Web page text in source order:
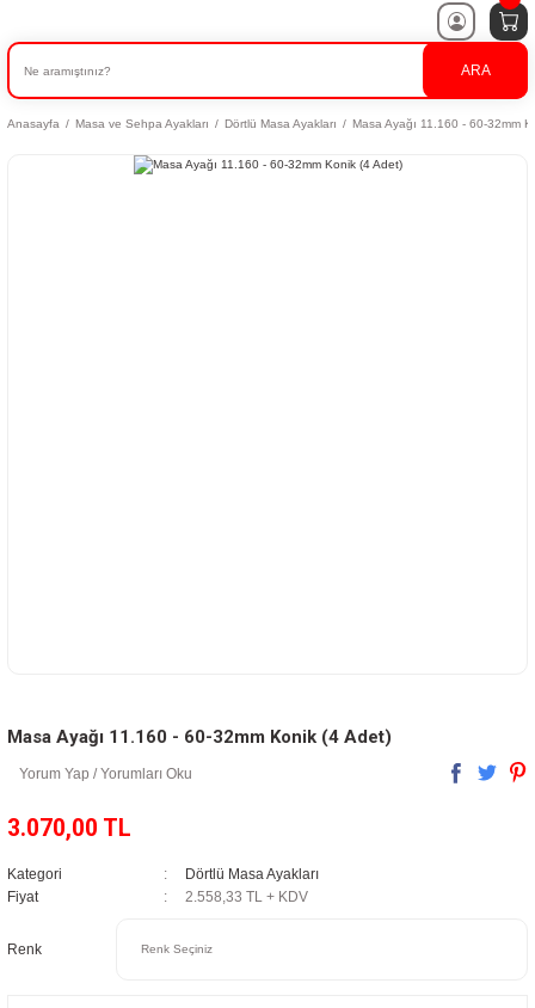
ARA
Anasayfa Masa ve Sehpa Ayakları Dörtlü Masa Ayakları Masa Ayağı 11.160 - 60-32mm
Masa Ayağı 11.160 - 60-32mm Konik (4 Adet)
Yorum Yap / Yorumları Oku
3.070,00 TL
Kategori
Dörtlü Masa Ayakları
Fiyat
2.558,33 TL + KDV
Renk